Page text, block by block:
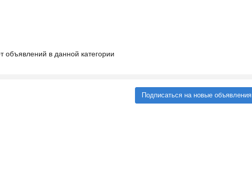
объявлений в данной категории
Подписаться на новые объявления